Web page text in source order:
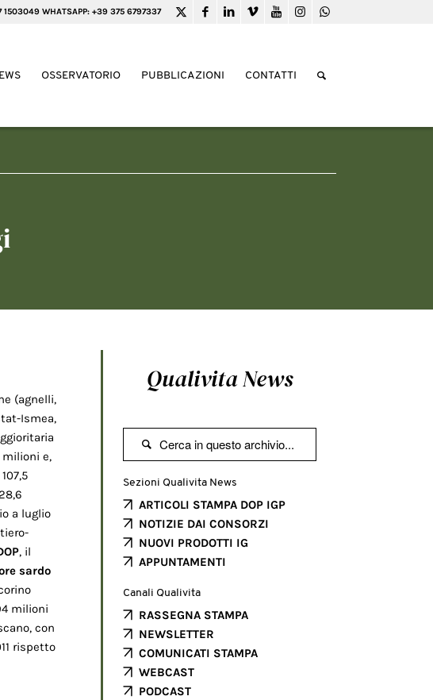
1503049 WHATSAPP: +39 375 6797337
OSSERVATORIO PUBBLICAZIONI CONTATTI
(agnelli,
Ismea,
milioni e,
a luglio
, il
sardo
milioni
con
rispetto
Qualivita News

Sezioni Qualivita News
ARTICOLI STAMPA DOP IGP
NOTIZIE DAI CONSORZI
NUOVI PRODOTTI IG
APPUNTAMENTI
Canali Qualivita
RASSEGNA STAMPA
NEWSLETTER
COMUNICATI STAMPA
WEBCAST
PODCAST